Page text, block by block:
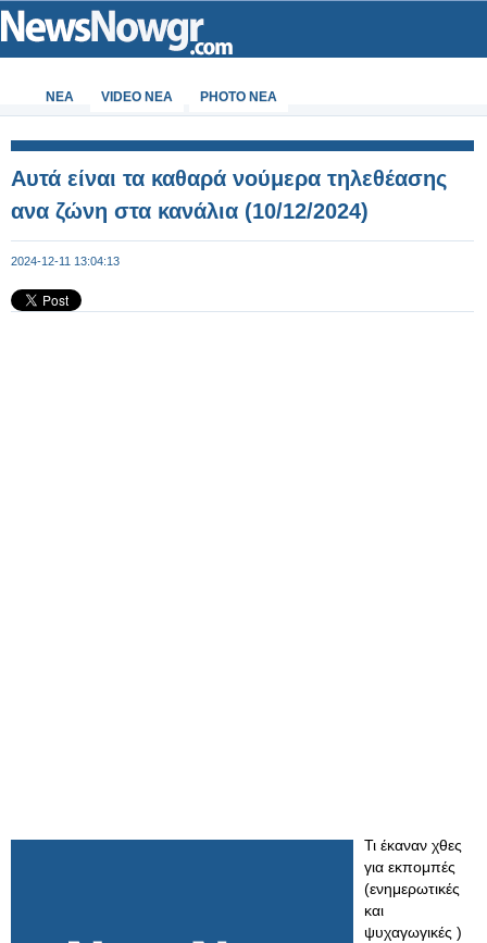
ΝΕΑ VIDEO NEA PHOTO NEA
Αυτά είναι τα καθαρά νούμερα τηλεθέασης
ανα ζώνη στα κανάλια (10/12/2024)
2024-12-11 13:04:13
Τι έκαναν χθες
για εκπομπές
(ενημερωτικές
και
ψυχαγωγικές )